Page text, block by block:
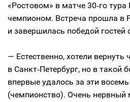
«Ростовом» в матче 30‑го
чемпионом. Встреча прошла в
и завершилась победой гостей
— Естественно, хотели вернуть
в Санкт‑Петербург, но в такой
впервые удалось за эти
(чемпионство). Очень нервный